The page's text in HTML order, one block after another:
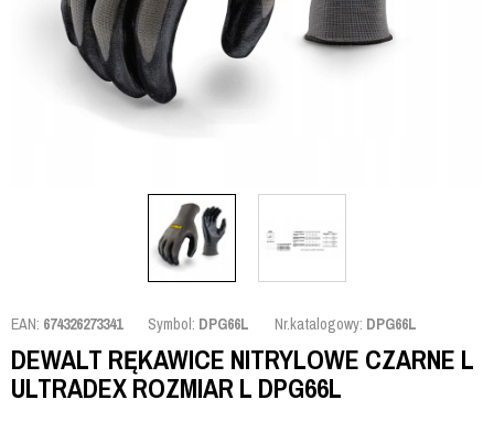
EAN: 674326273341 Symbol: DPG66L Nr.katalogowy: DPG66L
DEWALT RĘKAWICE NITRYLOWE CZARNE L
ULTRADEX ROZMIAR L DPG66L